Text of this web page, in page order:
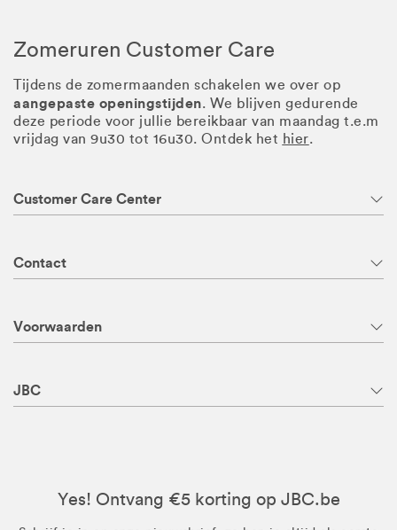
Zomeruren Customer Care
Tijdens de zomermaanden schakelen we over op
aangepaste openingstijden. We blijven gedurende
deze periode voor jullie bereikbaar van maandag t.e.m
vrijdag van 9u30 tot 16u30. Ontdek het hier.
Customer Care Center
Contact
Voorwaarden
JBC
Yes! Ontvang €5 korting op JBC.be